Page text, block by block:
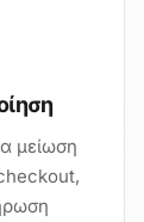
μείωση